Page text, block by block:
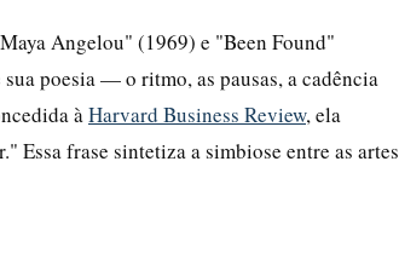
Angelou" (1969) e "Been Found"
poesia — o ritmo, as pausas, a cadência
à Harvard Business Review, ela
Essa frase sintetiza a simbiose entre as artes